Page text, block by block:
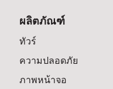
ผลิตภัณฑ์
ทัวร์
ความปลอดภัย
ภาพหน้าจอ